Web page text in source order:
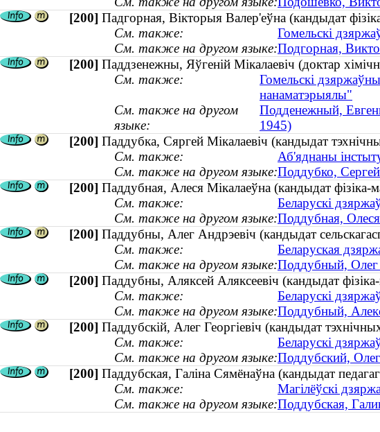
[200] Падгорная, Вікторыя Валер'еўна (кандыдат
См. также:
Гомельскі
См. также на другом языке:Подгорная,
[200] Паддзенежны, Яўгеній Мікалаевіч (доктар
См. также:
Гомельскі
нанаматэрыялы"
См. также на другом
языке:
Подденежный,
1945)
[200] Паддубка, Сяргей Мікалаевіч (кандыдат
См. также:
Аб'яднаны
См. также на другом языке:Поддубко,
[200] Паддубная, Алеся Мікалаеўна (кандыдат
См. также:
Беларускі
См. также на другом языке:Поддубная,
[200] Паддубны, Алег Андрэевіч (кандыдат
См. также:
Беларуская
См. также на другом языке:Поддубный, Олег
[200] Паддубны, Аляксей Аляксеевіч (кандыдат
См. также:
Беларускі
См. также на другом языке:Поддубный,
[200] Паддубскій, Алег Георгіевіч (кандыдат
См. также:
Беларускі
См. также на другом языке:Поддубский,
[200] Паддубская, Галіна Сямёнаўна (кандыдат
См. также:
Магілёўскі
См. также на другом языке:Поддубская,